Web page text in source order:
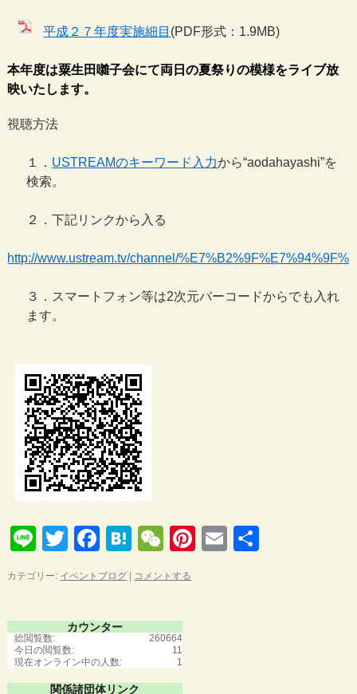
平成２７年度実施細目 (PDF形式：1.9MB)
本年度は粟生田囃子会にて両日の夏祭りの模様をライブ放
映いたします。
視聴方法
１． USTREAMのキーワード入力から“aodahayashi”を
検索。
２．下記リンクから入る
http://www.ustream.tv/channel/
３．スマートフォン等は2次元バーコードからでも入れ
ます。
LineTwitterFacebook
Hatena
WeChat
Pinterest
Email
カテゴリー: イベントブログ | コメントする
カウンター
260664
総閲覧数:
11
今日の閲覧数:
1
現在オンライン中の人数:
関係諸団体リンク